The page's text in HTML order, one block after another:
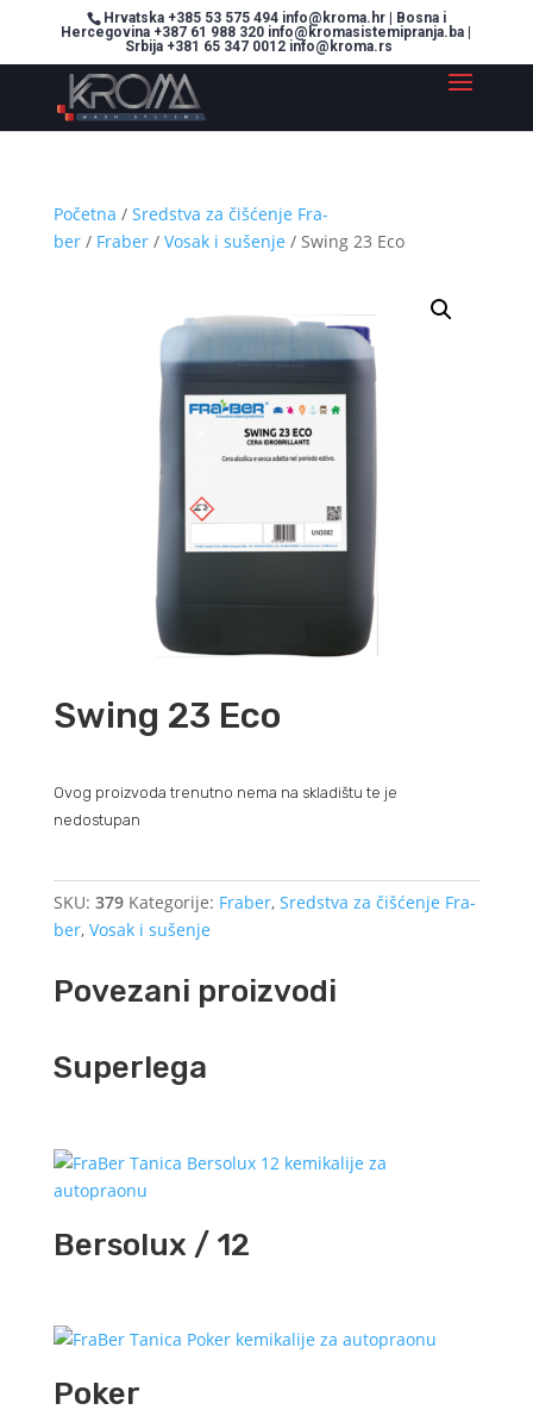
Hrvatska +385 53 575 494 info@kroma.hr | Bosna i
Hercegovina +387 61 988 320 info@kromasistemipranja.ba |
Srbija +381 65 347 0012 info@kroma.rs
Početna / Sredstva za čišćenje Fra-
ber/ Fraber/ Vosak i sušenje / Swing 23 Eco
Swing 23 Eco
Ovog proizvoda trenutno nema na skladištu te je
nedostupan
SKU: 379 Kategorije: Fraber, Sredstva za čišćenje Fra-
ber, Vosak i sušenje
Povezani proizvodi
Superlega
Bersolux / 12
Poker